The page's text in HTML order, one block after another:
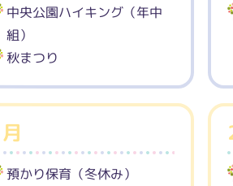
中央公園ハイキング（年中
組）
秋まつり
預かり保育（冬休み）